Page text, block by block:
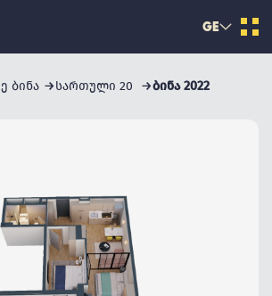
GE
ბინა სართული 20 ბინა 2022